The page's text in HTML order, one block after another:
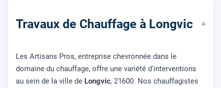
Travaux de Chauffage à Longvic ▾
Les Artisans Pros, entreprise chevronnée dans le
domaine du chauffage, offre une variété d'interventions
au sein de la ville de Longvic, 21600. Nos chauffagistes